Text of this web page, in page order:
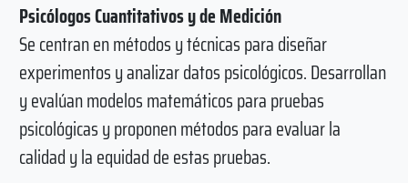
Psicólogos Cuantitativos y de Medición
Se centran en métodos y técnicas para diseñar
experimentos y analizar datos psicológicos. Desarrollan
y evalúan modelos matemáticos para pruebas
psicológicas y proponen métodos para evaluar la
calidad y la equidad de estas pruebas.